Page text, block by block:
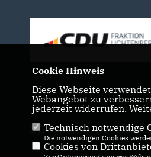
IMPRESSUM
Cookie Hinweis
Diese Webseite
Webangebot zu
jederzeit widerrufen.
Technisch notwendige
Die notwendigen Cookies
Cookies von